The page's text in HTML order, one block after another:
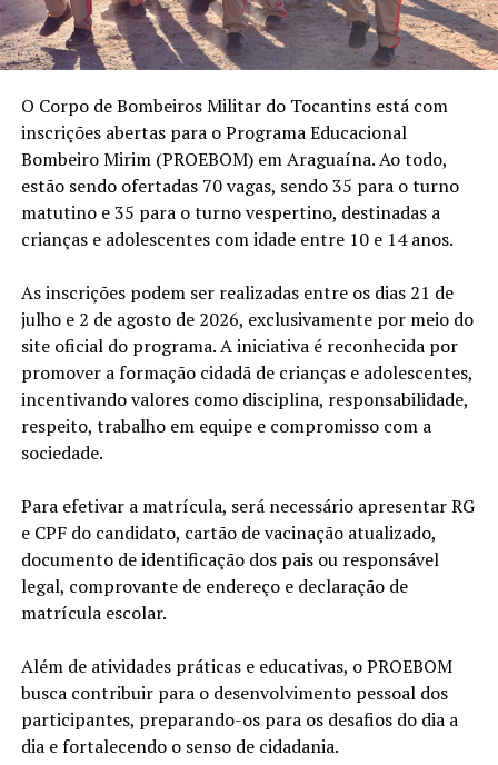
O Corpo de Bombeiros Militar do Tocantins está com
inscrições abertas para o Programa Educacional
Bombeiro Mirim (PROEBOM) em Araguaína. Ao todo,
estão sendo ofertadas 70 vagas, sendo 35 para o turno
matutino e 35 para o turno vespertino, destinadas a
crianças e adolescentes com idade entre 10 e 14 anos.
As inscrições podem ser realizadas entre os dias 21 de
julho e 2 de agosto de 2026, exclusivamente por meio do
site oficial do programa. A iniciativa é reconhecida por
promover a formação cidadã de crianças e adolescentes,
incentivando valores como disciplina, responsabilidade,
respeito, trabalho em equipe e compromisso com a
sociedade.
Para efetivar a matrícula, será necessário apresentar RG
e CPF do candidato, cartão de vacinação atualizado,
documento de identificação dos pais ou responsável
legal, comprovante de endereço e declaração de
matrícula escolar.
Além de atividades práticas e educativas, o PROEBOM
busca contribuir para o desenvolvimento pessoal dos
participantes, preparando-os para os desafios do dia a
dia e fortalecendo o senso de cidadania.